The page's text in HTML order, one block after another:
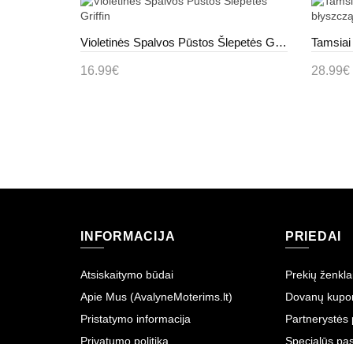
Violetinės Spalvos Pūstos Šlepetės Griffin
16.99€ 28.99€
INFORMACIJA
Atsiskaitymo būdai
Apie Mus (AvalyneMoterims.lt)
Pristatymo informacija
Privatumo politika
PRIEDAI
Prekių
Dovanų
Partnerystės
Specialūs